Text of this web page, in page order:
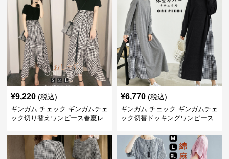
¥9,220 (税込)
ギンガム チェック ギンガムチェ
ック切り替えワンピース春夏レ
¥6,770 (税込)
ギンガム チェック ギンガムチェ
ック切替ドッキングワンピース